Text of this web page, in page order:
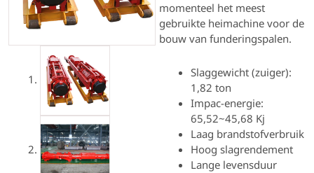
momenteel het meest
gebruikte heimachine voor de
bouw van funderingspalen.
Slaggewicht (zuiger):
1,82 ton
Impac-energie:
65,52~45,68 Kj
Laag brandstofverbruik
Hoog slagrendement
Lange levensduur